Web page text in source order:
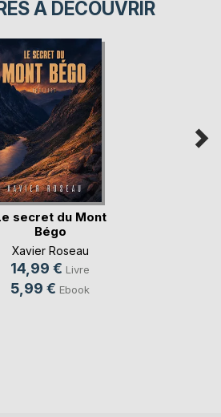
À DÉCOUVRIR
secret du Mont
Bégo
Xavier Roseau
14,99 € Livre
5,99 € Ebook